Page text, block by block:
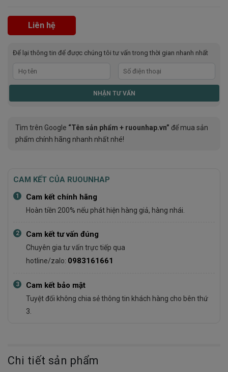
Liên hệ
Để lại thông tin để được chúng tôi tư vấn trong thời gian nhanh nhất
Tìm trên Google “Tên sản phẩm + ruounhap.vn” để mua sản
phẩm chính hãng nhanh nhất nhé!
CAM KẾT CỦA RUOUNHAP
1 Cam kết chính hãng
Hoàn tiền 200% nếu phát hiện hàng giả, hàng nhái.
2 Cam kết tư vấn đúng
Chuyên gia tư vấn trực tiếp qua
hotline/zalo: 0983161661
3 Cam kết bảo mật
Tuyệt đối không chia sẻ thông tin khách hàng cho bên thứ
3.
Chi tiết sản phẩm